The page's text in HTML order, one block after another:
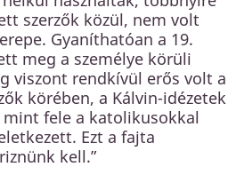
szerzők közül, nem volt
Gyaníthatóan a 19.
meg a személye körüli
viszont rendkívül erős volt a
körében, a Kálvin-idézetek
fele a katolikusokkal
Ezt a fajta
kell.”